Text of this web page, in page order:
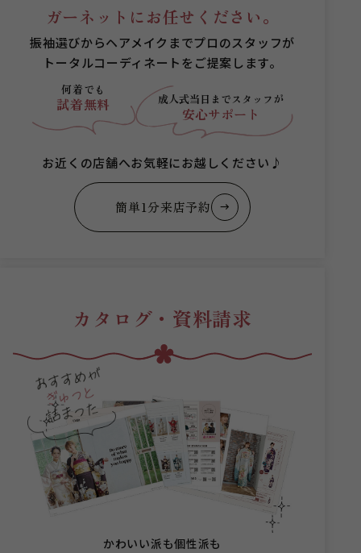
ガーネットにお任せください。
振袖選びからヘアメイクまでプロのスタッフが
トータルコーディネートをご提案します。
何着でも
試着無料 成人式当日までスタッフが
安心サポート
お近くの店舗へお気軽にお越しください♪
簡単1分来店予約
カタログ・資料請求
かわいい派も個性派も